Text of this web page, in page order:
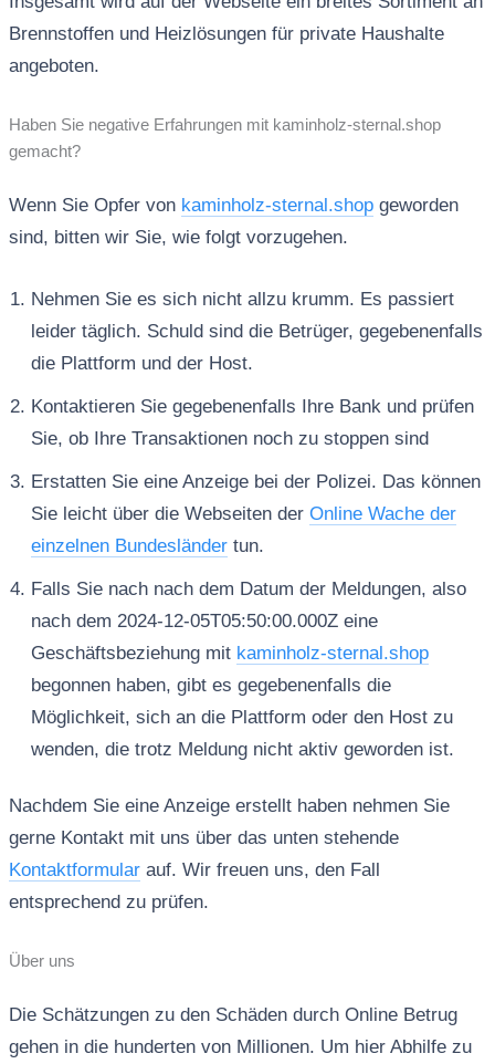
Brennstoffen und Heizlösungen für private Haushalte
angeboten.
Haben Sie negative Erfahrungen mit kaminholz-sternal.shop
gemacht?
Wenn Sie Opfer von kaminholz-sternal.shopgeworden
sind, bitten wir Sie, wie folgt vorzugehen.
Nehmen Sie es sich nicht allzu krumm. Es passiert
leider täglich. Schuld sind die Betrüger, gegebenenfalls
die Plattform und der Host.
Kontaktieren Sie gegebenenfalls Ihre Bank und prüfen
Sie, ob Ihre Transaktionen noch zu stoppen sind
Erstatten Sie eine Anzeige bei der Polizei. Das können
Sie leicht über die Webseiten der Online Wache der
einzelnen Bundesländertun.
Falls Sie nach nach dem Datum der Meldungen, also
nach dem 2024-12-05T05:50:00.000Z eine
Geschäftsbeziehung mit kaminholz-sternal.shop
begonnen haben, gibt es gegebenenfalls die
Möglichkeit, sich an die Plattform oder den Host zu
wenden, die trotz Meldung nicht aktiv geworden ist.
Nachdem Sie eine Anzeige erstellt haben nehmen Sie
gerne Kontakt mit uns über das unten stehende
Kontaktformularauf. Wir freuen uns, den Fall
entsprechend zu prüfen.
Über uns
Die Schätzungen zu den Schäden durch Online Betrug
gehen in die hunderten von Millionen. Um hier Abhilfe zu